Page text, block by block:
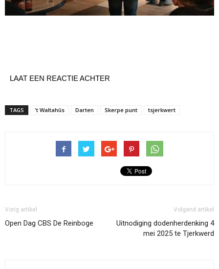
LAAT EEN REACTIE ACHTER
TAGS 't Waltahûs Darten Skerpe punt tsjerkwert
Vorig artikel
Open Dag CBS De Reinboge
Volgend artikel
Uitnodiging dodenherdenking 4
mei 2025 te Tjerkwerd